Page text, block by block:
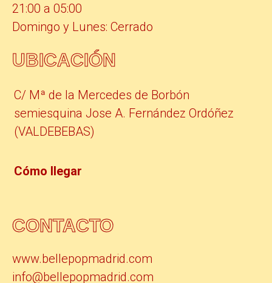
21:00 a 05:00
Domingo y Lunes: Cerrado
UBICACIÓN
C/ Mª de la Mercedes de Borbón
semiesquina Jose A. Fernández Ordóñez
(VALDEBEBAS)
Cómo llegar
CONTACTO
www.bellepopmadrid.com
info@bellepopmadrid.com